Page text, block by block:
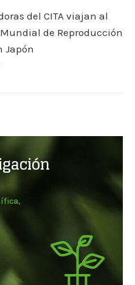
del CITA viajan al
de Reproducción
Japón